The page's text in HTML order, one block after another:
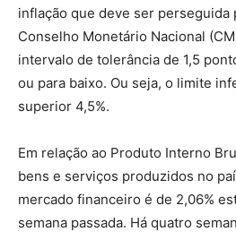
inflação que deve ser perseguida
Conselho Monetário Nacional
intervalo de tolerância de 1,5
ou para baixo. Ou seja, o limite
superior 4,5%.
Em relação ao Produto Interno
bens e serviços produzidos no
mercado financeiro é de 2,06%
semana passada. Há quatro